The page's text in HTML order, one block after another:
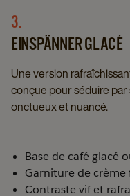
3.
EINSPÄNNER GLACÉ
Une version
conçue pour séduire
onctueux et nuancé.
Base de café glacé
Garniture de
Contraste vif et